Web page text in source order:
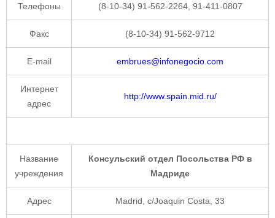
Телефоны (8-10-34) 91-562-2264, 91-411-0807
Факс (8-10-34) 91-562-9712
E-mail embrues@infonegocio.com
Интернет
адрес
http://www.spain.mid.ru/
Название
учреждения
Консульский отдел Посольства РФ в
Мадриде
Адрес Madrid, c/Joaquin Costa, 33